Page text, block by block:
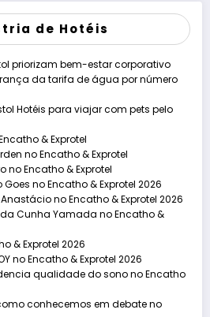
de Hotéis
priorizam bem-estar corporativo
da tarifa de água por número
Hotéis para viajar com pets pelo
& Exprotel
no Encatho & Exprotel
no Encatho & Exprotel
no Encatho & Exprotel 2026
no Encatho & Exprotel 2026
Cunha Yamada no Encatho &
& Exprotel 2026
no Encatho & Exprotel 2026
qualidade do sono no Encatho
conhecemos em debate no